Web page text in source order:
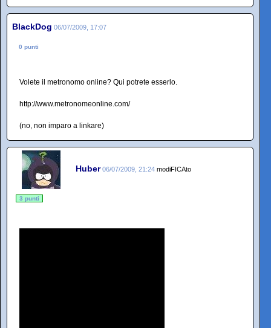
BlackDog 06/07/2009, 17:07
0 punti
Volete il metronomo online? Qui potrete esserlo.
http://www.metronomeonline.com/
(no, non imparo a linkare)
Huber 06/07/2009, 21:24 modiFICAto
3 punti